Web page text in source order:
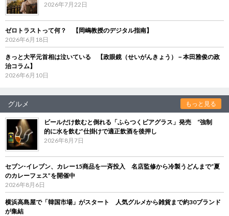
2026年7月22日
ゼロトラストって何？ 【岡嶋教授のデジタル指南】
2026年6月18日
きっと大平元首相は泣いている 【政眼鏡（せいがんきょう）－本田雅俊の政
治コラム】
2026年6月10日
グルメ もっと見る
ビールだけ飲むと倒れる「ふらつくビアグラス」発売 “強制
的に水を飲む”仕掛けで適正飲酒を後押し
2026年8月7日
セブン‐イレブン、カレー15商品を一斉投入 名店監修から冷製うどんまで“夏
のカレーフェス”を開催中
2026年8月6日
横浜高島屋で「韓国市場」がスタート 人気グルメから雑貨まで約30ブランド
が集結